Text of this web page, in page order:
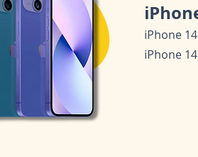
iPhone 14
iPhone